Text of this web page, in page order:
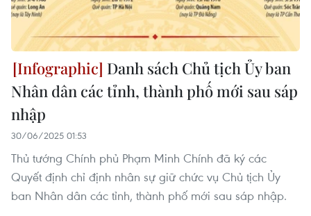
Danh sách Chủ tịch Ủy ban
Nhân dân các tỉnh, thành phố mới sau sáp
nhập
30/06/2025 01:53
Thủ tướng Chính phủ Phạm Minh Chính đã ký các
Quyết định chỉ định nhân sự giữ chức vụ Chủ tịch Ủy
ban Nhân dân các tỉnh, thành phố mới sau sáp nhập.